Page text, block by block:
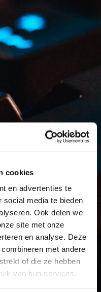
cookies
en advertenties te
social media te bieden
Ook delen we
site met onze
en analyse. Deze
met andere
of die ze hebben
van hun services.